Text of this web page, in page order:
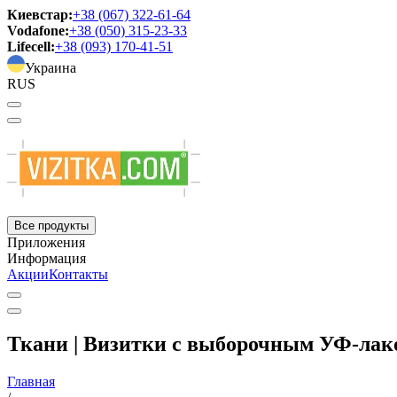
Киевстар:+38 (067) 322-61-64
Vodafone:+38 (050) 315-23-33
Lifecell:+38 (093) 170-41-51
Украина
RUS
Все продукты
Приложения
Информация
АкцииКонтакты
Ткани | Визитки с выборочным УФ-
Главная